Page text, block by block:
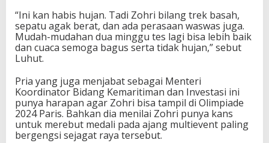
“Ini kan habis hujan. Tadi Zohri bilang trek basah,
sepatu agak berat, dan ada perasaan waswas juga.
Mudah-mudahan dua minggu tes lagi bisa lebih baik
dan cuaca semoga bagus serta tidak hujan,” sebut
Luhut.
Pria yang juga menjabat sebagai Menteri
Koordinator Bidang Kemaritiman dan Investasi ini
punya harapan agar Zohri bisa tampil di Olimpiade
2024 Paris. Bahkan dia menilai Zohri punya kans
untuk merebut medali pada ajang multievent paling
bergengsi sejagat raya tersebut.